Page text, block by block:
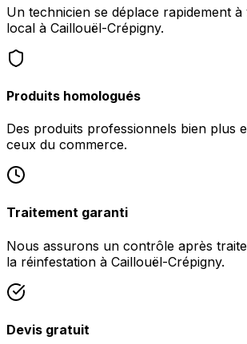
Un technicien se déplace rapidement
local à Caillouël-Crépigny.
Produits homologués
Des produits professionnels bien plus
ceux du commerce.
Traitement garanti
Nous assurons un contrôle après
la réinfestation à Caillouël-Crépigny.
Devis gratuit